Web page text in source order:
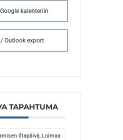
kalenteriin
Outlook export
TAPAHTUMA
iltapäivä, Loimaa